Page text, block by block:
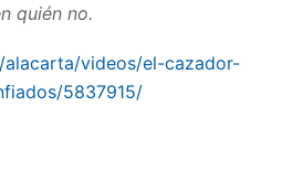
quién no.
videos/el-cazador-
5837915/